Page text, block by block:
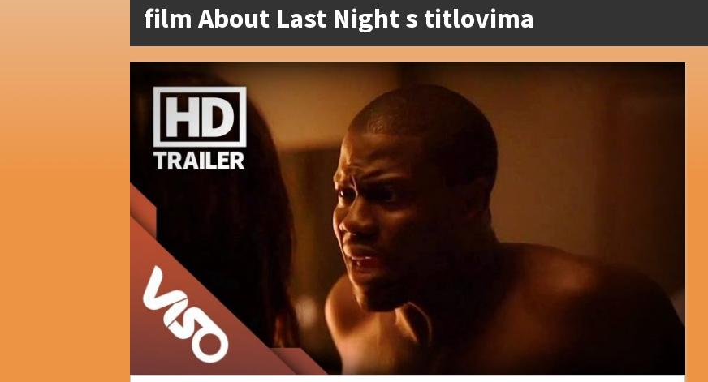
film About Last Night s titlovima